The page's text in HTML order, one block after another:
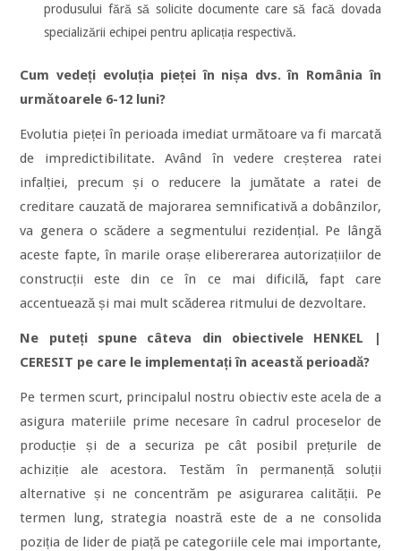
produsului fără să solicite documente care să facă dovada
specializării echipei pentru aplicația respectivă.
Cum vedeți evoluția pieței în nișa dvs. în România în
următoarele 6-12 luni?
Evolutia pieței în perioada imediat următoare va fi marcată
de impredictibilitate. Având în vedere creșterea ratei
infalției, precum și o reducere la jumătate a ratei de
creditare cauzată de majorarea semnificativă a dobânzilor,
va genera o scădere a segmentului rezidențial. Pe lângă
aceste fapte, în marile orașe elibererarea autorizațiilor de
construcții este din ce în ce mai dificilă, fapt care
accentuează și mai mult scăderea ritmului de dezvoltare.
Ne puteți spune câteva din obiectivele HENKEL |
CERESIT pe care le implementați în această perioadă?
Pe termen scurt, principalul nostru obiectiv este acela de a
asigura materiile prime necesare în cadrul proceselor de
producție și de a securiza pe cât posibil prețurile de
achiziție ale acestora. Testăm în permanență soluții
alternative și ne concentrăm pe asigurarea calității. Pe
termen lung, strategia noastră este de a ne consolida
poziția de lider de piață pe categoriile cele mai importante,